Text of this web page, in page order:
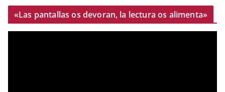
«Las pantallas os devoran, la lectura os alimenta»